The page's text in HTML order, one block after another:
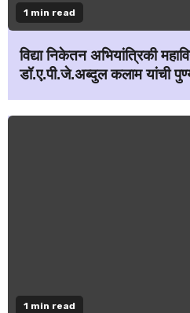
1 min read
विद्या निकेतन अभियांत्रिकी
डॉ.ए.पी.जे.अब्दुल कलाम यांची
1 min read